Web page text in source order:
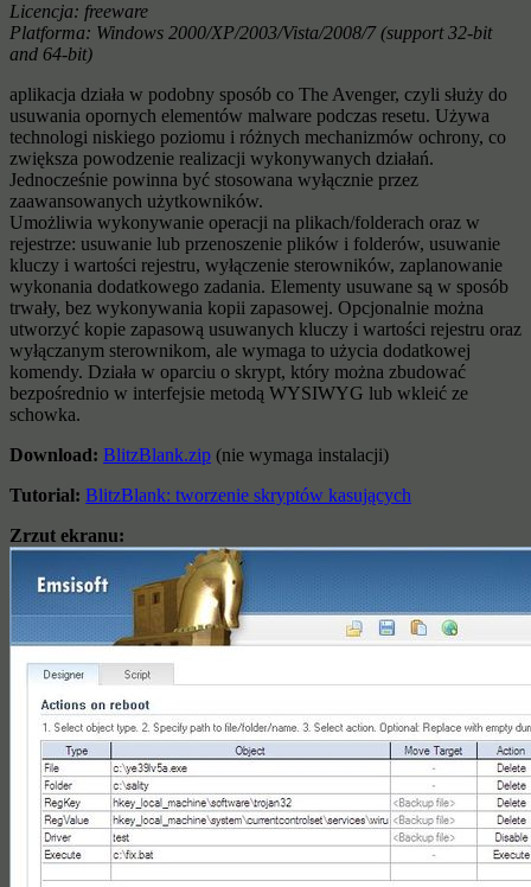
Licencja: freeware
Platforma: Windows 2000/XP/2003/Vista/2008/7 (support 32-bit
and 64-bit)
aplikacja działa w podobny sposób co The Avenger, czyli służy do
usuwania opornych elementów malware podczas resetu. Używa
technologi niskiego poziomu i różnych mechanizmów ochrony, co
zwiększa powodzenie realizacji wykonywanych działań.
Jednocześnie powinna być stosowana wyłącznie przez
zaawansowanych użytkowników.
Umożliwia wykonywanie operacji na plikach/folderach oraz w
rejestrze: usuwanie lub przenoszenie plików i folderów, usuwanie
kluczy i wartości rejestru, wyłączenie sterowników, zaplanowanie
wykonania dodatkowego zadania. Elementy usuwane są w sposób
trwały, bez wykonywania kopii zapasowej. Opcjonalnie można
utworzyć kopie zapasową usuwanych kluczy i wartości rejestru oraz
wyłączanym sterownikom, ale wymaga to użycia dodatkowej
komendy. Działa w oparciu o skrypt, który można zbudować
bezpośrednio w interfejsie metodą WYSIWYG lub wkleić ze
schowka.
Download: BlitzBlank.zip (nie wymaga instalacji)
Tutorial: BlitzBlank: tworzenie skryptów kasujących
Zrzut ekranu: